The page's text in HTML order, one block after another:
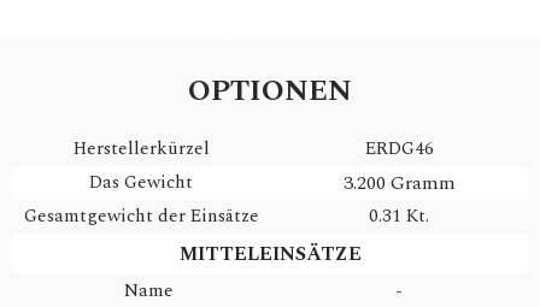
OPTIONEN
Herstellerkürzel
ERDG46
Das Gewicht
3.200 Gramm
Gesamtgewicht der Einsätze 0.31 Kt.
MITTELEINSÄTZE
Name
-